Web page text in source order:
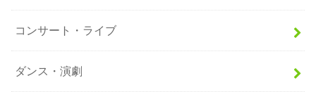
コンサート・ライブ
ダンス・演劇